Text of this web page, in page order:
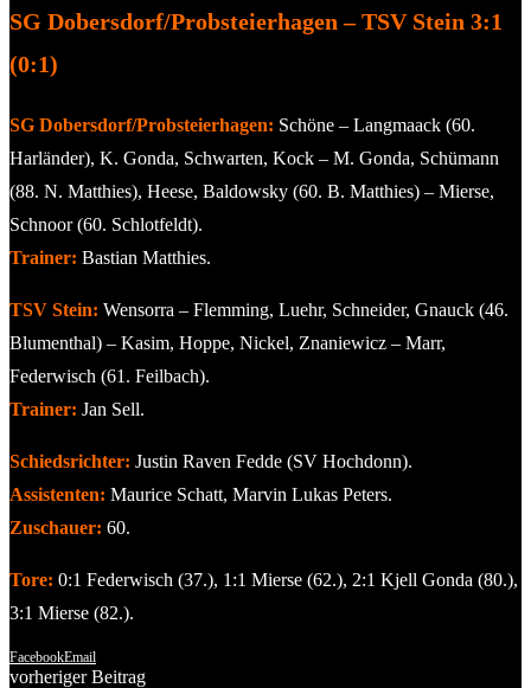
SG Dobersdorf/Probsteierhagen – TSV Stein 3:1
(0:1)
SG Dobersdorf/Probsteierhagen: Schöne – Langmaack (60.
Harländer), K. Gonda, Schwarten, Kock – M. Gonda, Schümann
(88. N. Matthies), Heese, Baldowsky (60. B. Matthies) – Mierse,
Schnoor (60. Schlotfeldt).
Trainer: Bastian Matthies.
TSV Stein: Wensorra – Flemming, Luehr, Schneider, Gnauck (46.
Blumenthal) – Kasim, Hoppe, Nickel, Znaniewicz – Marr,
Federwisch (61. Feilbach).
Trainer: Jan Sell.
Schiedsrichter: Justin Raven Fedde (SV Hochdonn).
Assistenten: Maurice Schatt, Marvin Lukas Peters.
Zuschauer: 60.
Tore: 0:1 Federwisch (37.), 1:1 Mierse (62.), 2:1 Kjell Gonda (80.),
3:1 Mierse (82.).
FacebookEmail
vorheriger Beitrag